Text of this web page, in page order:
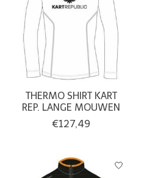
THERMO SHIRT KART
REP. LANGE MOUWEN
€127,49